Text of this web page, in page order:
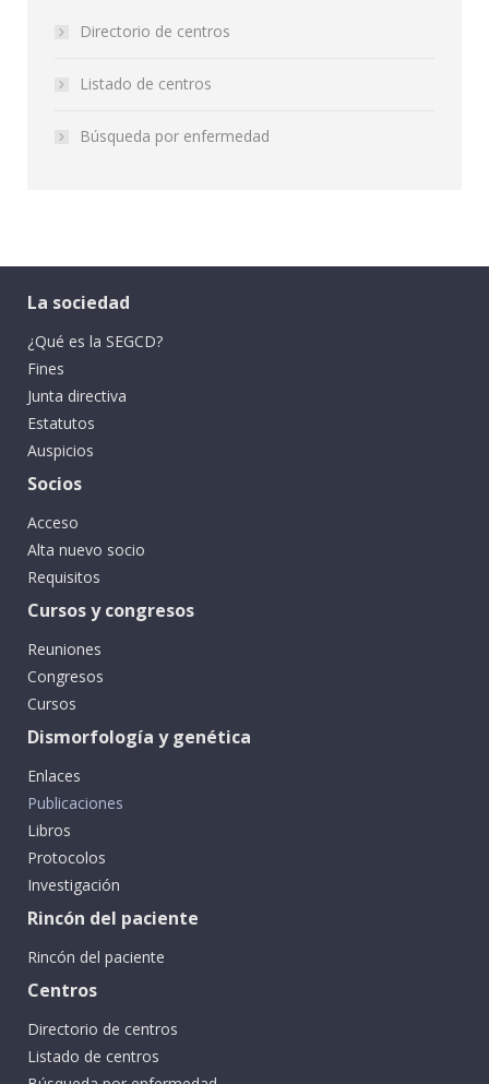
Directorio de centros
Listado de centros
Búsqueda por enfermedad
La sociedad
¿Qué es la SEGCD?
Fines
Junta directiva
Estatutos
Auspicios
Socios
Acceso
Alta nuevo socio
Requisitos
Cursos y congresos
Reuniones
Congresos
Cursos
Dismorfología y genética
Enlaces
Publicaciones
Libros
Protocolos
Investigación
Rincón del paciente
Rincón del paciente
Centros
Directorio de centros
Listado de centros